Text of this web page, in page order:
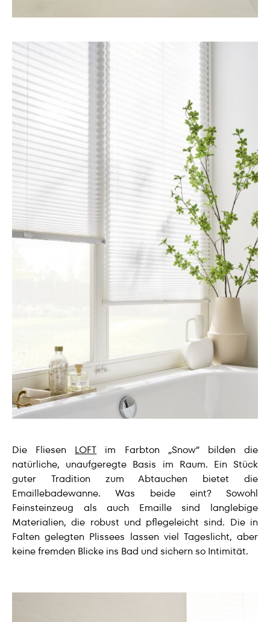
Die Fliesen LOFT im Farbton „Snow“ bilden die
natürliche, unaufgeregte Basis im Raum. Ein Stück
guter Tradition zum Abtauchen bietet die
Emaillebadewanne. Was beide eint? Sowohl
Feinsteinzeug als auch Emaille sind langlebige
Materialien, die robust und pflegeleicht sind. Die in
Falten gelegten Plissees lassen viel Tageslicht, aber
keine fremden Blicke ins Bad und sichern so Intimität.